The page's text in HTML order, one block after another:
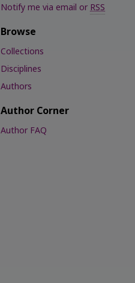
Notify me via email orRSS
Browse
Collections
Disciplines
Authors
Author Corner
Author FAQ